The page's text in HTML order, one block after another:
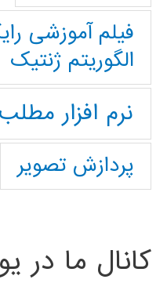
فیلم آموزشی
الگوریتم ژنتیک
نرم افزار مطلب
پردازش تصویر
کانال ما در